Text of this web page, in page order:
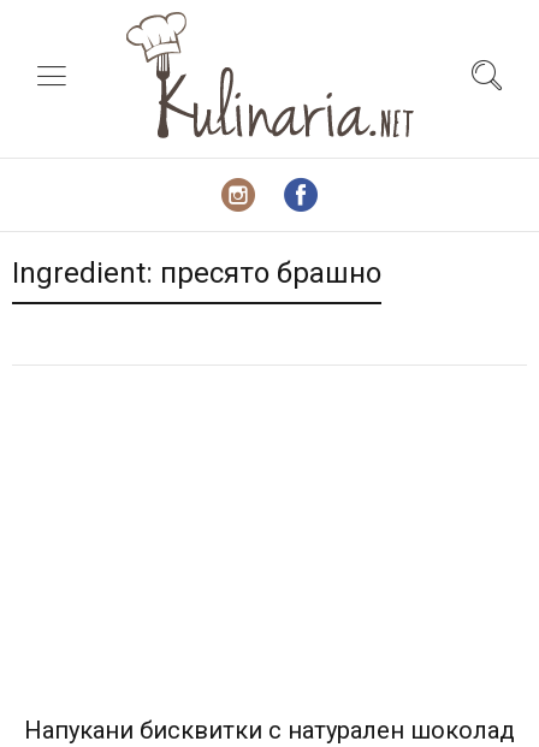
Ingredient: пресято брашно
Напукани бисквитки с натурален шоколад